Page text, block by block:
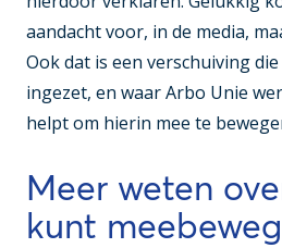
aandacht voor, in de media,
Ook dat is een verschuiving
ingezet, en waar Arbo Unie
helpt om hierin mee te
Meer weten
kunt